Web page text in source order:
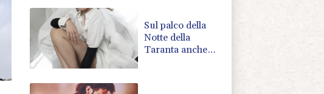
Sul palco della
Notte della
Taranta anche